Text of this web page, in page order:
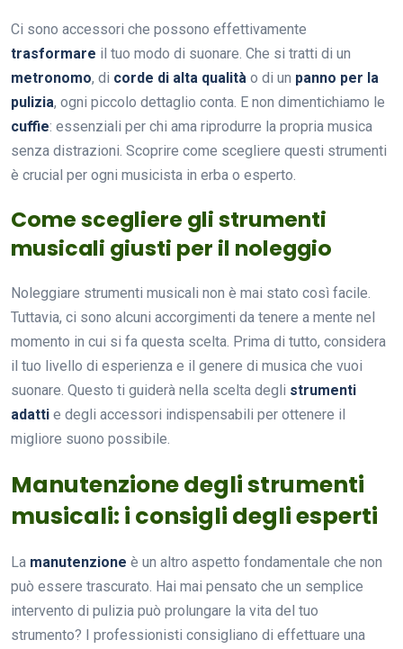
Ci sono accessori che possono effettivamente
trasformare il tuo modo di suonare. Che si tratti di un
metronomo, di corde di alta qualità o di un panno per la
pulizia, ogni piccolo dettaglio conta. E non dimentichiamo le
cuffie: essenziali per chi ama riprodurre la propria musica
senza distrazioni. Scoprire come scegliere questi strumenti
è crucial per ogni musicista in erba o esperto.
Come scegliere gli strumenti
musicali giusti per il noleggio
Noleggiare strumenti musicali non è mai stato così facile.
Tuttavia, ci sono alcuni accorgimenti da tenere a mente nel
momento in cui si fa questa scelta. Prima di tutto, considera
il tuo livello di esperienza e il genere di musica che vuoi
suonare. Questo ti guiderà nella scelta degli strumenti
adatti e degli accessori indispensabili per ottenere il
migliore suono possibile.
Manutenzione degli strumenti
musicali: i consigli degli esperti
La manutenzione è un altro aspetto fondamentale che non
può essere trascurato. Hai mai pensato che un semplice
intervento di pulizia può prolungare la vita del tuo
strumento? I professionisti consigliano di effettuare una